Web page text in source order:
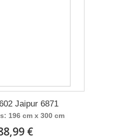
Jaipur 6871
196 cm x 300 cm
€